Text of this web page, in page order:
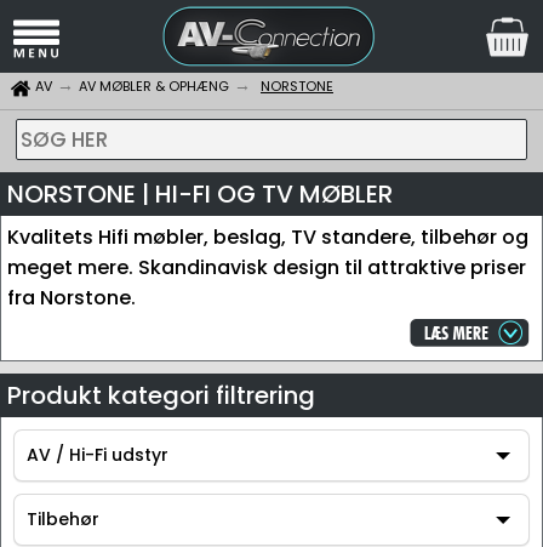
AV AV MØBLER & OPHÆNG NORSTONE
SØG HER
NORSTONE | HI-FI OG TV MØBLER
Kvalitets Hifi møbler, beslag, TV standere, tilbehør og
meget mere. Skandinavisk design til attraktive priser
fra Norstone.
Produkt kategori filtrering
AV / Hi-Fi udstyr
AV / Hi-Fi udstyr
Tilbehør